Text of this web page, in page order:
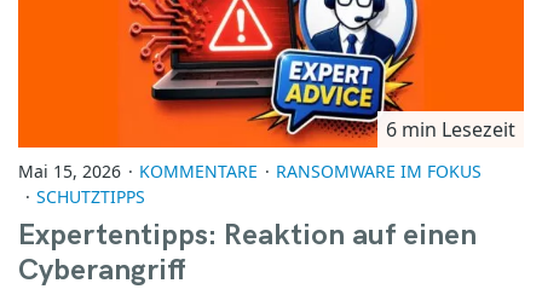
6 min Lesezeit
Mai 15, 2026 KOMMENTARE
RANSOMWARE IM FOKUS
SCHUTZTIPPS
Expertentipps: Reaktion auf einen
Cyberangriff